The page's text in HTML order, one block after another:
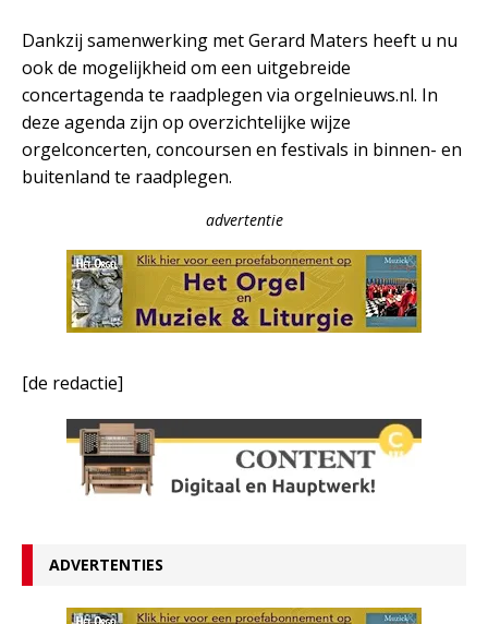
Dankzij samenwerking met Gerard Maters heeft u nu
ook de mogelijkheid om een uitgebreide
concertagenda te raadplegen via orgelnieuws.nl. In
deze agenda zijn op overzichtelijke wijze
orgelconcerten, concoursen en festivals in binnen- en
buitenland te raadplegen.
advertentie
[de redactie]
ADVERTENTIES